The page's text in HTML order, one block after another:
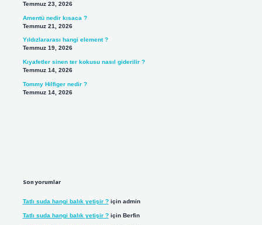
Temmuz 23, 2026
Amentü nedir kısaca ?
Temmuz 21, 2026
Yıldızlararası hangi element ?
Temmuz 19, 2026
Kıyafetler sinen ter kokusu nasıl giderilir ?
Temmuz 14, 2026
Tommy Hilfiger nedir ?
Temmuz 14, 2026
Son yorumlar
Tatlı suda hangi balık yetişir ?için admin
Tatlı suda hangi balık yetişir ?için Berfin